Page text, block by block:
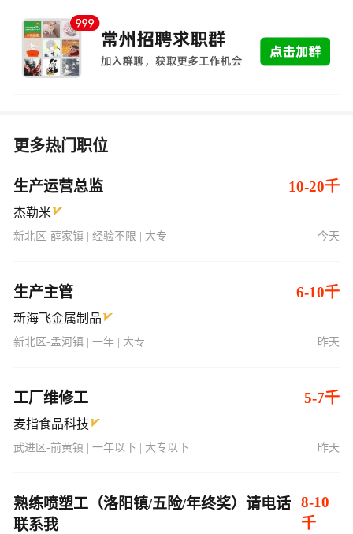
更多热门职位
生产运营总监 10-20千
杰勒米
新北区-薛家镇 | 经验不限 | 大专 今天
生产主管 6-10千
新海飞金属制品
新北区-孟河镇 | 一年 | 大专 昨天
工厂维修工 5-7千
麦指食品科技
武进区-前黄镇 | 一年以下 | 大专以下 昨天
熟练喷塑工（洛阳镇/五险/年终奖）请电话
联系我
8-10
千